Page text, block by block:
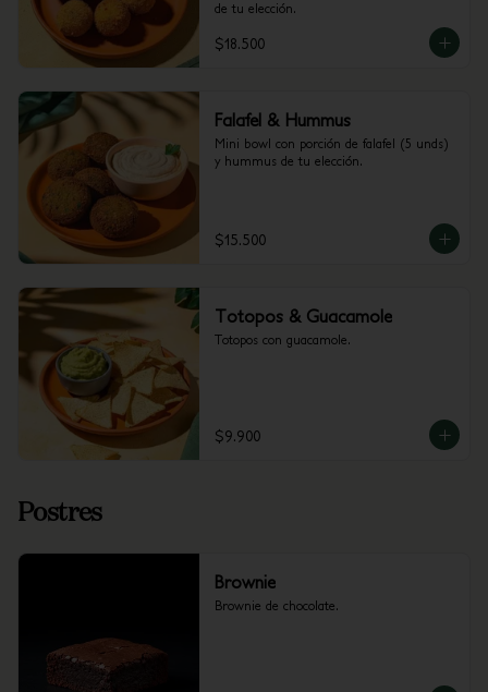
de tu elección.
$18.500
Falafel & Hummus
Mini bowl con porción de falafel (5 unds)
y hummus de tu elección.
$15.500
Totopos & Guacamole
Totopos con guacamole.
$9.900
Postres
Brownie
Brownie de chocolate.